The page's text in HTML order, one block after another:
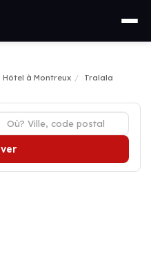
Hôtel à Montreux Tralala